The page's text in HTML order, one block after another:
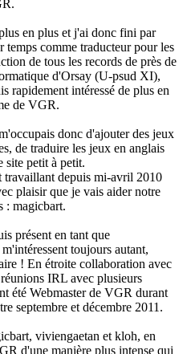
en plus et j'ai donc fini par
comme traducteur pour les
de tous les records de près de
d'Orsay (U-psud XI),
rapidement intéressé de plus en
de VGR.
donc d'ajouter des jeux
de traduire les jeux en anglais
site petit à petit.
depuis mi-avril 2010
plaisir que je vais aider notre
: magicbart.
présent en tant que
toujours autant,
! En étroite collaboration avec
IRL avec plusieurs
été Webmaster de VGR durant
septembre et décembre 2011.
viviengaetan et kloh, en
d'une manière plus intense qui